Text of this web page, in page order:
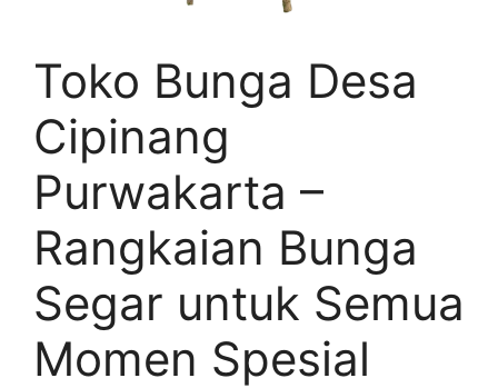
Toko Bunga Desa
Cipinang
Purwakarta –
Rangkaian Bunga
Segar untuk Semua
Momen Spesial